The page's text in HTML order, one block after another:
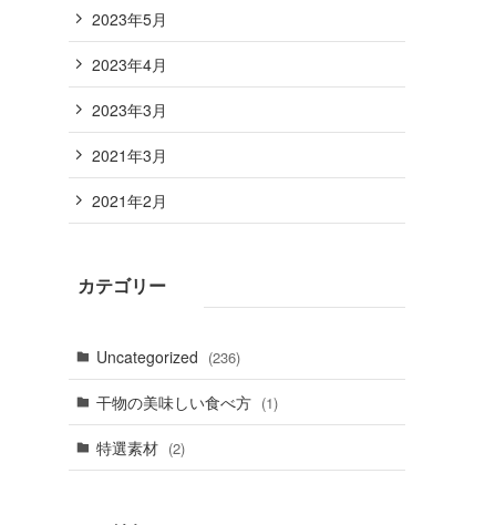
2023年5月
2023年4月
2023年3月
2021年3月
2021年2月
カテゴリー
Uncategorized (236)
干物の美味しい食べ方 (1)
特選素材 (2)